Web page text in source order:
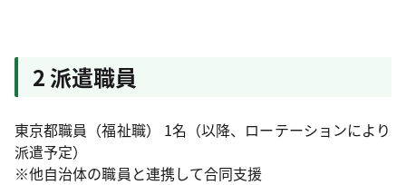
2 派遣職員
東京都職員（福祉職） 1名（以降、ローテーションにより
派遣予定）
※他自治体の職員と連携して合同支援